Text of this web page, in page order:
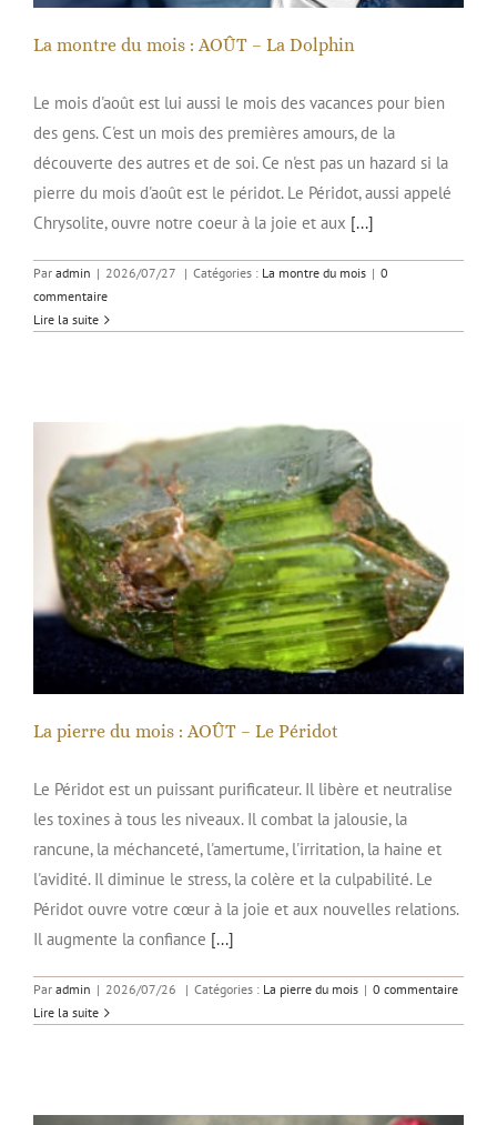
La montre du mois : AOÛT – La Dolphin
Le mois d'août est lui aussi le mois des vacances pour bien
des gens. C'est un mois des premières amours, de la
découverte des autres et de soi. Ce n'est pas un hazard si la
pierre du mois d'août est le péridot. Le Péridot, aussi appelé
Chrysolite, ouvre notre coeur à la joie et aux [...]
Par admin | 2026/07/27 | Catégories : La montre du mois | 0
commentaire
Lire la suite
La pierre du mois : AOÛT – Le Péridot
La pierre du mois : AOÛT – Le Péridot
Le Péridot est un puissant purificateur. Il libère et neutralise
les toxines à tous les niveaux. Il combat la jalousie, la
rancune, la méchanceté, l'amertume, l'irritation, la haine et
l'avidité. Il diminue le stress, la colère et la culpabilité. Le
Péridot ouvre votre cœur à la joie et aux nouvelles relations.
Il augmente la confiance [...]
Par admin | 2026/07/26 | Catégories : La pierre du mois | 0 commentaire
Lire la suite